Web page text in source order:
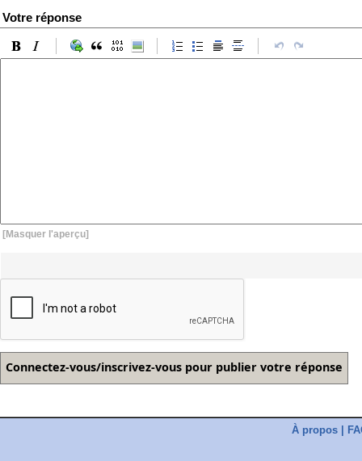
Votre réponse
[Masquer l'aperçu]
À propos